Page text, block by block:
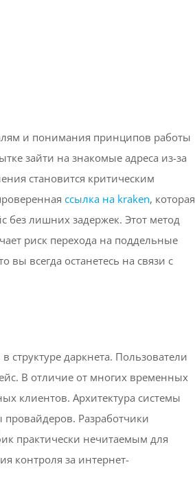
и понимания принципов работы
зайти на знакомые адреса из-за
становится критическим
ссылка на kraken, которая
без лишних задержек. Этот метод
риск перехода на поддельные
вы всегда останетесь на связи с
структуре даркнета. Пользователи
В отличие от многих временных
клиентов. Архитектура системы
Разработчики
практически нечитаемым для
контроля за интернет-